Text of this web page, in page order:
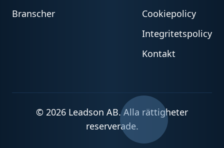
Branscher
Cookiepolicy
Integritetspolicy
Kontakt
© 2026 Leadson AB. Alla rättigheter
reserverade.